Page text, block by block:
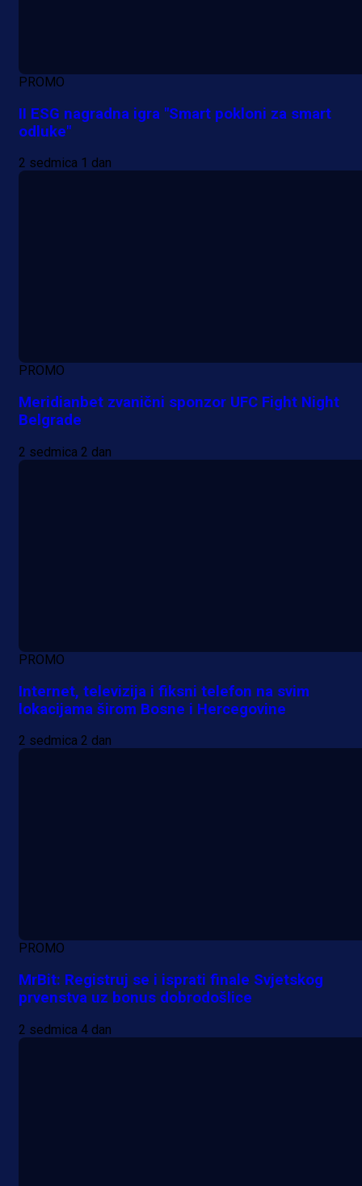
PROMO
II ESG nagradna igra "Smart pokloni za smart
odluke"
2 sedmica 1 dan
PROMO
Meridianbet zvanični sponzor UFC Fight Night
Belgrade
2 sedmica 2 dan
PROMO
Internet, televizija i fiksni telefon na svim
lokacijama širom Bosne i Hercegovine
2 sedmica 2 dan
PROMO
MrBit: Registruj se i isprati finale Svjetskog
prvenstva uz bonus dobrodošlice
2 sedmica 4 dan